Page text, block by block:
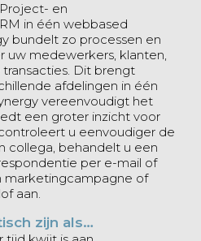
en
in één webbased
bundelt zo processen en
uw medewerkers, klanten,
Dit brengt
afdelingen in één
vereenvoudigt het
een groter inzicht voor
u eenvoudiger de
collega, behandelt u een
per e-mail of
marketingcampagne of
aan.
zijn als…